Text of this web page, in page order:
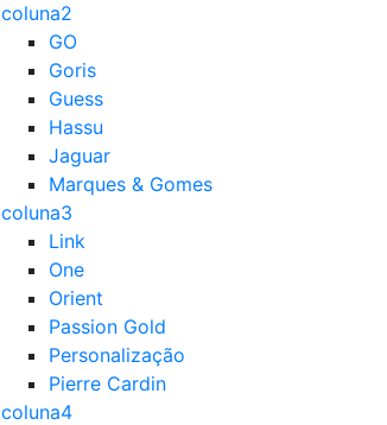
coluna2
GO
Goris
Guess
Hassu
Jaguar
Marques & Gomes
coluna3
Link
One
Orient
Passion Gold
Personalização
Pierre Cardin
coluna4